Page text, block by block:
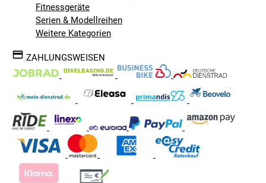
Fitnessgeräte
Serien & Modellreihen
Weitere Kategorien
ZAHLUNGSWEISEN